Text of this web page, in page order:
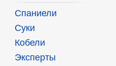
Спаниели
Суки
Кобели
Эксперты